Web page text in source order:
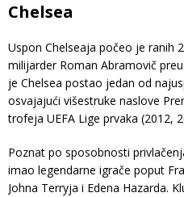
Chelsea
Uspon Chelseaja počeo je ranih
milijarder Roman Abramovič
je Chelsea postao jedan od
osvajajući višestruke naslove
trofeja UEFA Lige prvaka (2012,
Poznat po sposobnosti
imao legendarne igrače poput
Johna Terryja i Edena Hazarda.